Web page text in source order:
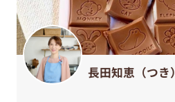
長田知恵（つき）